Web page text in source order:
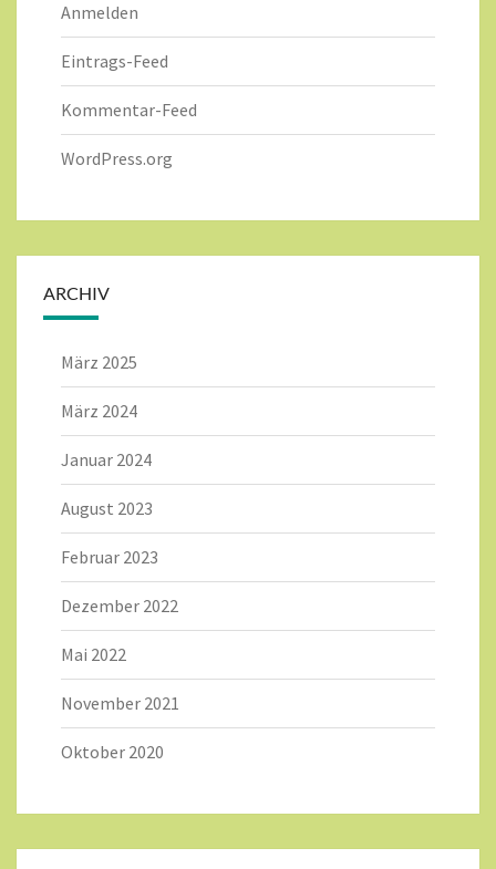
Anmelden
Eintrags-Feed
Kommentar-Feed
WordPress.org
ARCHIV
März 2025
März 2024
Januar 2024
August 2023
Februar 2023
Dezember 2022
Mai 2022
November 2021
Oktober 2020